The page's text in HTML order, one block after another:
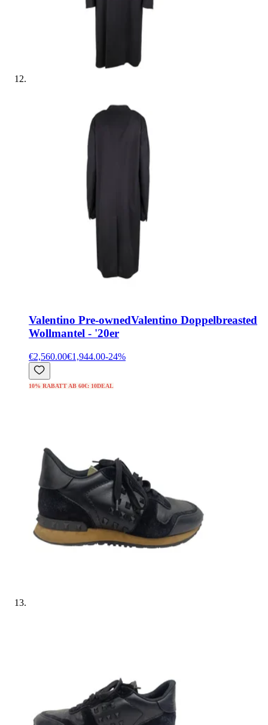
Valentino Pre-ownedValentino Doppelbreasted
Wollmantel - '20er
€2,560.00€1,944.00-24%
10% RABATT AB 60€: 10DEAL